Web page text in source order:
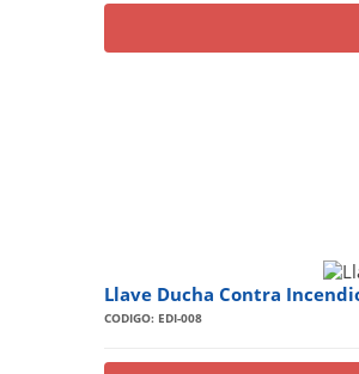
Llave Ducha Contra
CODIGO: EDI-008